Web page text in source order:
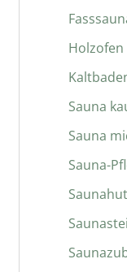
Holzofen
Sauna
Sauna
Sauna-
Saunahut